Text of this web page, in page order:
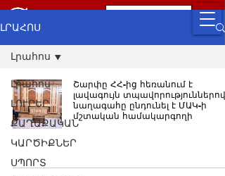
ԼՐԱՀՈՍ
Լրահոս
ԼՈՒՐԵՐ
ՔԱՂԱՔԱԿԱՆ
ԿԱՐԾԻՔՆԵՐ
ՍՊՈՐՏ
Լրահոս
Շարփը ՀՀ-ից հեռանում է
լավագույն տպավորություններով․
նաղագահը ընդունել է ՄԱԿ-ի
մշտական համակարգողի